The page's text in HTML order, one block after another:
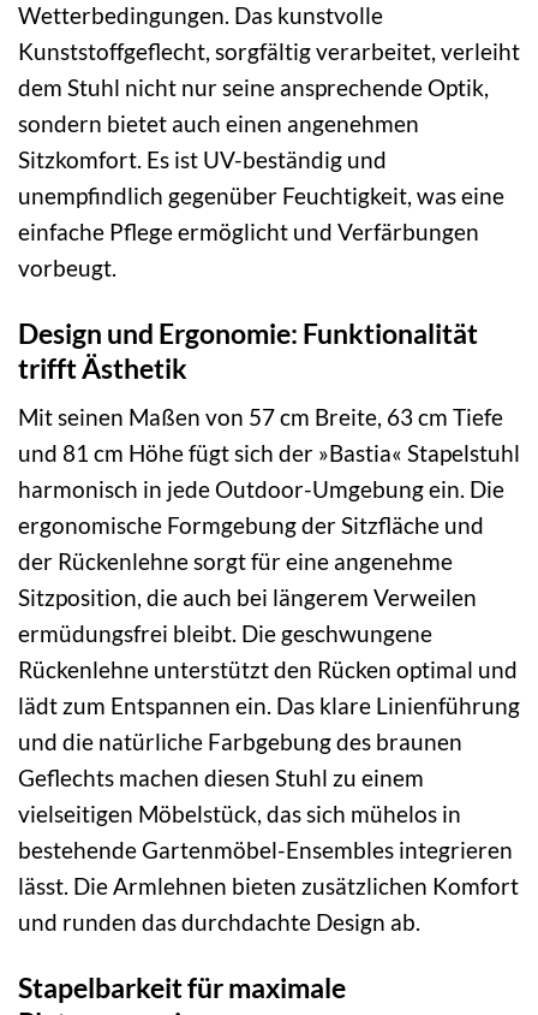
Wetterbedingungen. Das kunstvolle
Kunststoffgeflecht, sorgfältig verarbeitet, verleiht
dem Stuhl nicht nur seine ansprechende Optik,
sondern bietet auch einen angenehmen
Sitzkomfort. Es ist UV-beständig und
unempfindlich gegenüber Feuchtigkeit, was eine
einfache Pflege ermöglicht und Verfärbungen
vorbeugt.
Design und Ergonomie: Funktionalität
trifft Ästhetik
Mit seinen Maßen von 57 cm Breite, 63 cm Tiefe
und 81 cm Höhe fügt sich der »Bastia« Stapelstuhl
harmonisch in jede Outdoor-Umgebung ein. Die
ergonomische Formgebung der Sitzfläche und
der Rückenlehne sorgt für eine angenehme
Sitzposition, die auch bei längerem Verweilen
ermüdungsfrei bleibt. Die geschwungene
Rückenlehne unterstützt den Rücken optimal und
lädt zum Entspannen ein. Das klare Linienführung
und die natürliche Farbgebung des braunen
Geflechts machen diesen Stuhl zu einem
vielseitigen Möbelstück, das sich mühelos in
bestehende Gartenmöbel-Ensembles integrieren
lässt. Die Armlehnen bieten zusätzlichen Komfort
und runden das durchdachte Design ab.
Stapelbarkeit für maximale